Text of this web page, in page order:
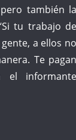
también la
tu trabajo de
a ellos no
Te pagan
el informante